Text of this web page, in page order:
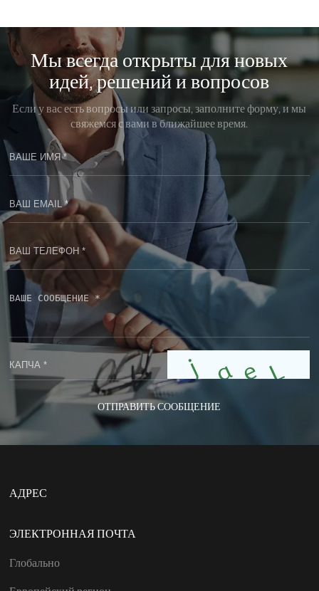
Мы всегда открыты для новых
идей, решений и вопросов
Если у вас есть вопросы или запросы, заполните форму, и мы
свяжемся с вами в ближайшее время.
ОТПРАВИТЬ СООБЩЕНИЕ
АДРЕС
ЭЛЕКТРОННАЯ ПОЧТА
Глобально